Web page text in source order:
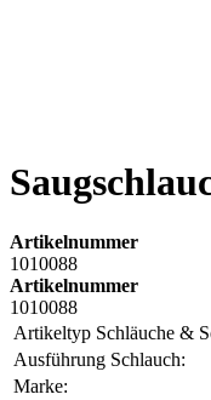
Artikelnummer
1010088
Artikelnummer
1010088
Artikeltyp Schläuche &
Ausführung Schlauch:
Marke: